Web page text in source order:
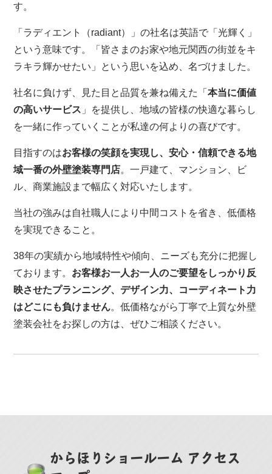
す。
「ラディエント（radiant）」の社名は英語で「光輝く」
という意味です。「皆さまのお家や地元関西の街並をキ
ラキラ輝かせたい」という思いを込め、名づけました。
社名に負けず、見た目と品質を兼ね備えた「本当に価値
の高いサービス 」を提供し、地域の皆様の快適な暮らし
を一緒に作っていくことが私達の何よりの喜びです。
目指すのはお客様の笑顔を実現し、安心・信頼できる地
域一番の外壁塗装専門店。一戸建て、マンション、ビ
ル、商業施設まで幅広く対応いたします。
当社の強みは自社職人により中間コストを省き、低価格
を実現できること。
38年の実績から地域特性や傾向、ニーズも充分に把握し
ております。 お客様お一人お一人のご要望をしっかり反
映させたプランニング、デザイン力、コーディネート力
はどこにも負けません。低価格ながら丁寧で上質な外壁
塗装会社をお探しの方は、ぜひご相談ください。
からほりショールーム アクセス